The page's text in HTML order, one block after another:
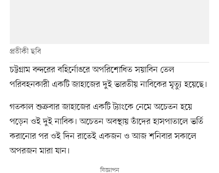
প্রতীকী ছবি
চট্টগ্রাম বন্দরের বহির্নোঙরে অপরিশোধিত সয়াবিন তেল
পরিবহনকারী একটি জাহাজের দুই ভারতীয় নাবিকের মৃত্যু হয়েছে।
গতকাল শুক্রবার জাহাজের একটি ট্যাংকে নেমে অচেতন হয়ে
পড়েন ওই দুই নাবিক। অচেতন অবস্থায় তাঁদের হাসপাতালে ভর্তি
করানোর পর ওই দিন রাতেই একজন ও আজ শনিবার সকালে
অপরজন মারা যান।